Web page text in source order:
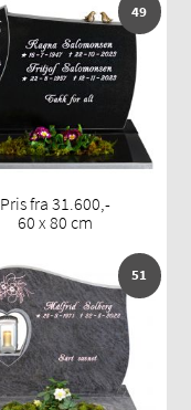
49
Pris fra 31.600,-
60 x 80 cm
51